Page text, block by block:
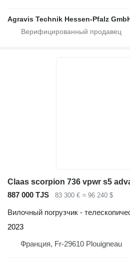
Agravis Technik Hessen-Pfalz
Claas scorpion 736 vpwr s5
887 000 TJS
83 300 € ≈ 96 240 $
Вилочный погрузчик -
2023
Франция, Fr-29610 Plouigneau